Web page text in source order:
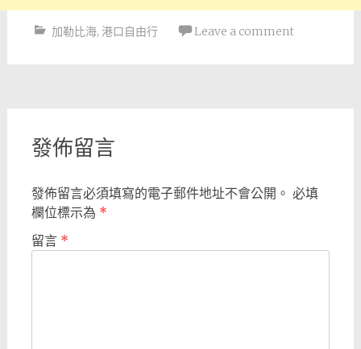
加勒比海, 港口自由行 Leave a comment
navigation
發佈留言
發佈留言必須填寫的電子郵件地址不會公開。 必填
欄位標示為 *
留言 *